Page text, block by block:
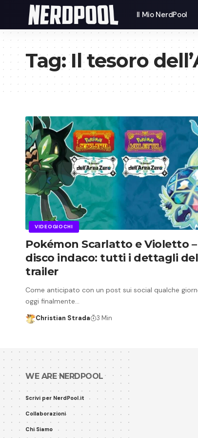
Il Mio NerdPool
Tag:Il tesoro
VIDEOGIOCHI
Pokémon Scarlatto e Violetto
disco indaco: tutti i dettagli del
trailer
Come anticipato con un post sui social qualche
oggi finalmente…
Christian Strada 3 Min
WE ARE NERDPOOL
Scrivi per NerdPool.it
Collaborazioni
Chi Siamo